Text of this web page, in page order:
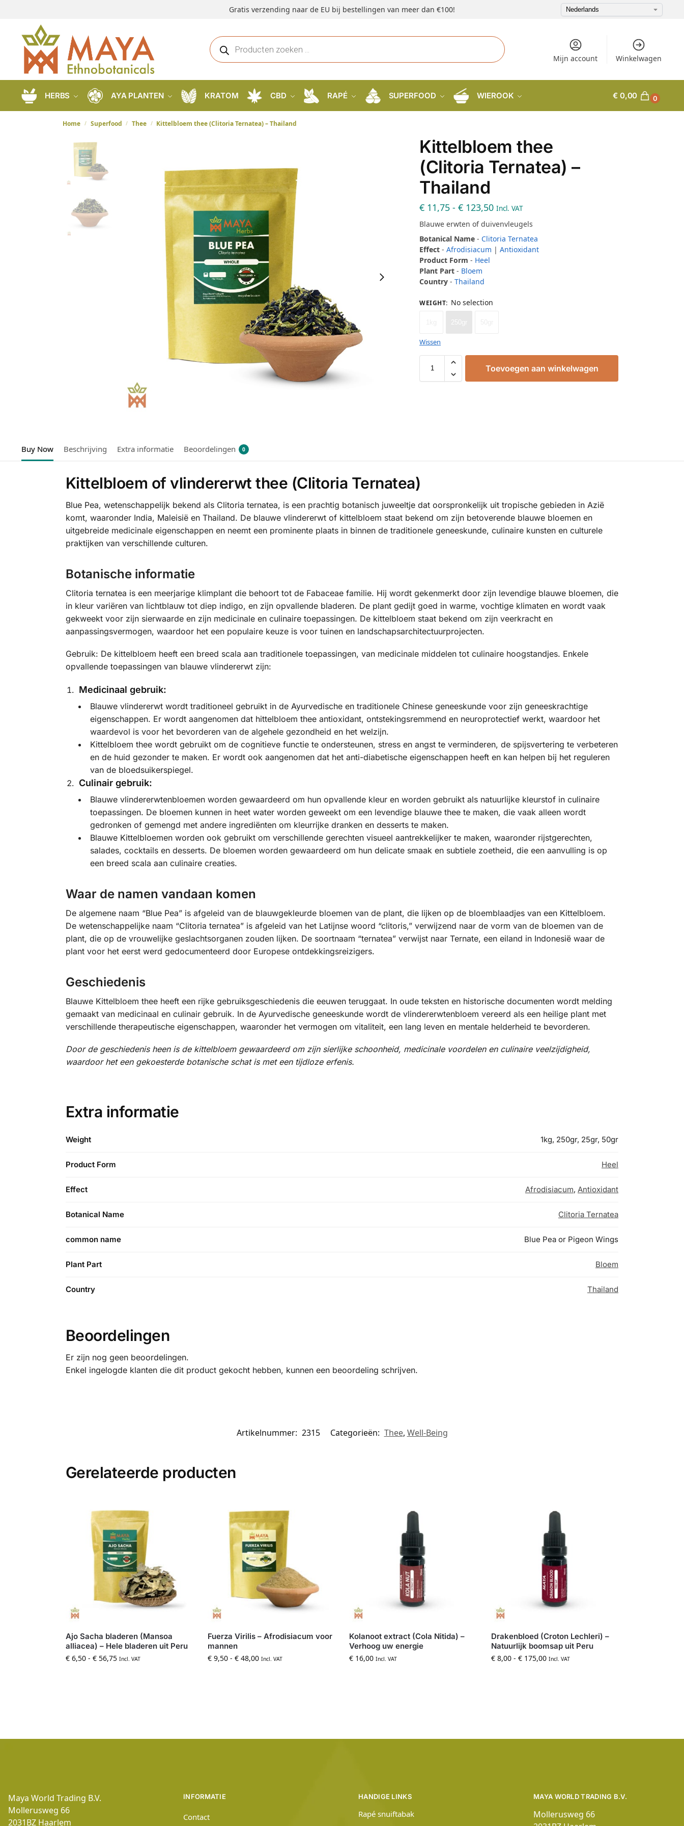
Gratis verzending naar de EU bij bestellingen van meer dan €100!
Mijn account Winkelwagen
HERBS AYA PLANTEN KRATOM CBD RAPÉ SUPERFOOD WIEROOK € 0,00 0
Home / Superfood / Thee / Kittelbloem thee (Clitoria Ternatea) – Thailand
Kittelbloem thee
(Clitoria Ternatea) –
Thailand
€ 11,75 - € 123,50 Incl. VAT
Blauwe erwten of duivenvleugels
Botanical Name - Clitoria Ternatea
Effect -Afrodisiacum |Antioxidant
Product Form - Heel
Plant Part - Bloem
Country -Thailand
WEIGHT: No selection
250gr
Wissen
Toevoegen aan winkelwagen
Buy Now Beschrijving Extra informatie Beoordelingen 0
Kittelbloem of vlindererwt thee (Clitoria Ternatea)
Blue Pea, wetenschappelijk bekend als Clitoria ternatea, is een prachtig botanisch juweeltje dat oorspronkelijk uit tropische gebieden in Azië
komt, waaronder India, Maleisië en Thailand. De blauwe vlindererwt of kittelbloem staat bekend om zijn betoverende blauwe bloemen en
uitgebreide medicinale eigenschappen en neemt een prominente plaats in binnen de traditionele geneeskunde, culinaire kunsten en culturele
praktijken van verschillende culturen.
Botanische informatie
Clitoria ternatea is een meerjarige klimplant die behoort tot de Fabaceae familie. Hij wordt gekenmerkt door zijn levendige blauwe bloemen, die
in kleur variëren van lichtblauw tot diep indigo, en zijn opvallende bladeren. De plant gedijt goed in warme, vochtige klimaten en wordt vaak
gekweekt voor zijn sierwaarde en zijn medicinale en culinaire toepassingen. De kittelbloem staat bekend om zijn veerkracht en
aanpassingsvermogen, waardoor het een populaire keuze is voor tuinen en landschapsarchitectuurprojecten.
Gebruik: De kittelbloem heeft een breed scala aan traditionele toepassingen, van medicinale middelen tot culinaire hoogstandjes. Enkele
opvallende toepassingen van blauwe vlindererwt zijn:
Medicinaal gebruik:
Blauwe vlindererwt wordt traditioneel gebruikt in de Ayurvedische en traditionele Chinese geneeskunde voor zijn geneeskrachtige
eigenschappen. Er wordt aangenomen dat hittelbloem thee antioxidant, ontstekingsremmend en neuroprotectief werkt, waardoor het
waardevol is voor het bevorderen van de algehele gezondheid en het welzijn.
Kittelbloem thee wordt gebruikt om de cognitieve functie te ondersteunen, stress en angst te verminderen, de spijsvertering te verbeteren
en de huid gezonder te maken. Er wordt ook aangenomen dat het anti-diabetische eigenschappen heeft en kan helpen bij het reguleren
van de bloedsuikerspiegel.
Culinair gebruik:
Blauwe vlindererwtenbloemen worden gewaardeerd om hun opvallende kleur en worden gebruikt als natuurlijke kleurstof in culinaire
toepassingen. De bloemen kunnen in heet water worden geweekt om een levendige blauwe thee te maken, die vaak alleen wordt
gedronken of gemengd met andere ingrediënten om kleurrijke dranken en desserts te maken.
Blauwe Kittelbloemen worden ook gebruikt om verschillende gerechten visueel aantrekkelijker te maken, waaronder rijstgerechten,
salades, cocktails en desserts. De bloemen worden gewaardeerd om hun delicate smaak en subtiele zoetheid, die een aanvulling is op
een breed scala aan culinaire creaties.
Waar de namen vandaan komen
De algemene naam “Blue Pea” is afgeleid van de blauwgekleurde bloemen van de plant, die lijken op de bloemblaadjes van een Kittelbloem.
De wetenschappelijke naam “Clitoria ternatea” is afgeleid van het Latijnse woord “clitoris,” verwijzend naar de vorm van de bloemen van de
plant, die op de vrouwelijke geslachtsorganen zouden lijken. De soortnaam “ternatea” verwijst naar Ternate, een eiland in Indonesië waar de
plant voor het eerst werd gedocumenteerd door Europese ontdekkingsreizigers.
Geschiedenis
Blauwe Kittelbloem thee heeft een rijke gebruiksgeschiedenis die eeuwen teruggaat. In oude teksten en historische documenten wordt melding
gemaakt van medicinaal en culinair gebruik. In de Ayurvedische geneeskunde wordt de vlindererwtenbloem vereerd als een heilige plant met
verschillende therapeutische eigenschappen, waaronder het vermogen om vitaliteit, een lang leven en mentale helderheid te bevorderen.
Door de geschiedenis heen is de kittelbloem gewaardeerd om zijn sierlijke schoonheid, medicinale voordelen en culinaire veelzijdigheid,
waardoor het een gekoesterde botanische schat is met een tijdloze erfenis.
Extra informatie
Weight 1kg, 250gr, 25gr, 50gr
Product Form Heel
Effect Afrodisiacum, Antioxidant
Botanical Name Clitoria Ternatea
common name Blue Pea or Pigeon Wings
Plant Part Bloem
Country Thailand
Beoordelingen
Er zijn nog geen beoordelingen.
Enkel ingelogde klanten die dit product gekocht hebben, kunnen een beoordeling schrijven.
Artikelnummer: 2315 Categorieën: Thee, Well-Being
Gerelateerde producten
Ajo Sacha bladeren (Mansoa
alliacea) – Hele bladeren uit Peru
€6,50 - €56,75 Incl. VAT
Fuerza Virilis – Afrodisiacum voor
mannen
€9,50 - €48,00 Incl. VAT
Kolanoot extract (Cola Nitida) –
Verhoog uw energie
€ 16,00 Incl. VAT
Drakenbloed (Croton Lechleri) –
Natuurlijk boomsap uit Peru
€ 8,00 - € 175,00 Incl. VAT
Maya World Trading B.V.
Mollerusweg 66
2031BZ Haarlem
INFORMATIE
Contact
HANDIGE LINKS
Rapé snuiftabak
MAYA WORLD TRADING B.V.
Mollerusweg 66